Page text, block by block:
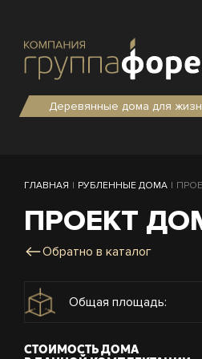
Деревянные дома для
ГЛАВНАЯ | РУБЛЕННЫЕ ДОМА |
ПРОЕКТ
Обратно в каталог
Общая площадь:
СТОИМОСТЬ ДОМА